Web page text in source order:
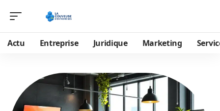
Actu Entreprise Juridique Marketing